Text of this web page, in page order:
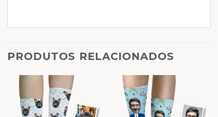
PRODUTOS RELACIONADOS